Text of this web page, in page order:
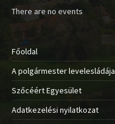
There are no events
Főoldal
A polgármester levelesládája
Szőcéért Egyesület
Adatkezelési nyilatkozat